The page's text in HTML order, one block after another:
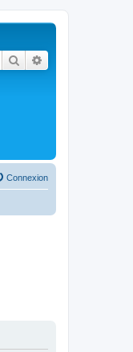
Rechercher
Connexion